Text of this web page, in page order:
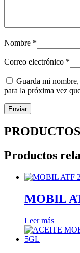
Nombre *
Correo electrónico *
Guarda mi
para la próxima vez
Productos
MOBIL
Leer más